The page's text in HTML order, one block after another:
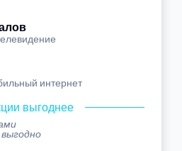
интернет
выгоднее